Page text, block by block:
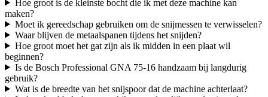
Hoe groot is de kleinste bocht die ik met deze machine kan
maken?
Moet ik gereedschap gebruiken om de snijmessen te verwisselen?
Waar blijven de metaalspanen tijdens het snijden?
Hoe groot moet het gat zijn als ik midden in een plaat wil
beginnen?
Is de Bosch Professional GNA 75-16 handzaam bij langdurig
gebruik?
Wat is de breedte van het snijspoor dat de machine achterlaat?